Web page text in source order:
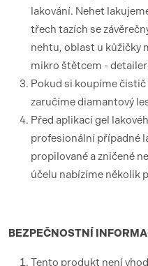
lakování. Nehet
třech tazích se
nehtu, oblast u kůžičky
mikro štětcem -
Pokud si koupíme
zaručíme diamantový
Před aplikací gel
profesionální případné
propilované a zničené
účelu nabízíme několik
BEZPEČNOSTNÍ
Tento produkt není